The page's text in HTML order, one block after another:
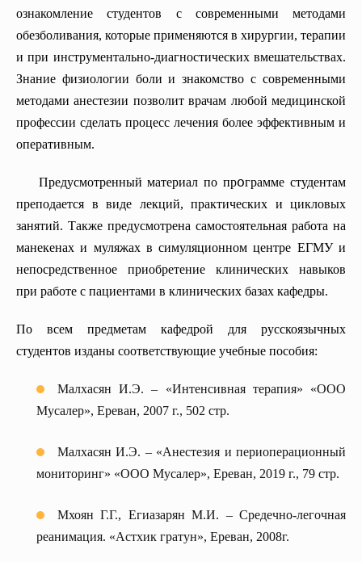
ознакомление студентов с современными методами
обезболивания, которые применяются в хирургии, терапии
и при инструментально-диагностических вмешательствах.
Знание физиологии боли и знакомство с современными
методами анестезии позволит врачам любой медицинской
профессии сделать процесс лечения более эффективным и
оперативным.
Предусмотренный материал по прօграмме студентам
преподается в виде лекций, практических и цикловых
занятий. Также предусмотрена самостоятельная работа на
манекенах и муляжах в симуляционном центре ЕГМУ и
непосредственное приобретение клинических навыков
при работе с пациентами в клинических базах кафедры.
По всем предметам кафедрой для русскоязычных
студентов изданы соответствующие учебные пособия:
Малхасян И.Э. – «Интенсивная терапия» «ООО
Мусалер», Ереван, 2007 г., 502 стр.
Малхасян И.Э. – «Анестезия и периоперационный
мониторинг» «ООО Мусалер», Ереван, 2019 г., 79 стр.
Мхоян Г.Г., Егиазарян М.И. – Средечно-легочная
реанимация. «Астхик гратун», Ереван, 2008г.